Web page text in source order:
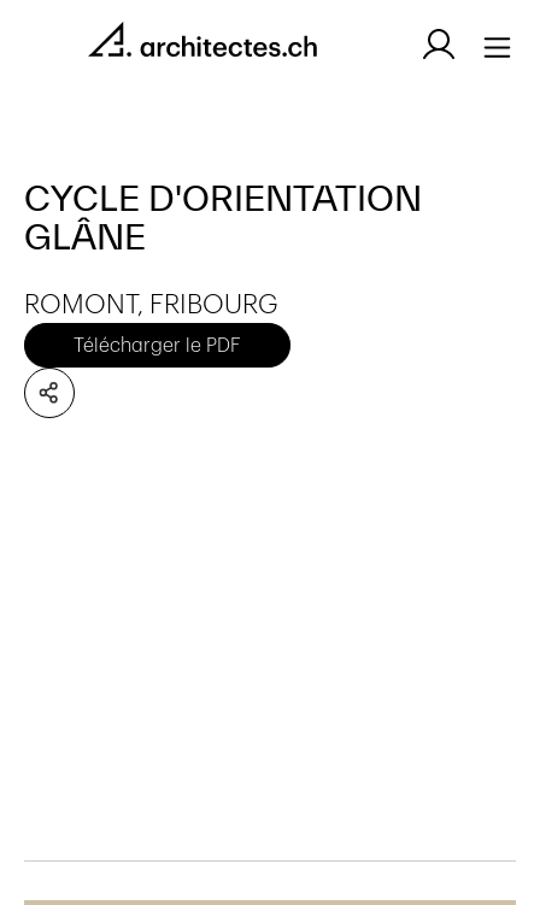
CYCLE D'ORIENTATION
GLÂNE
ROMONT, FRIBOURG
Télécharger le PDF